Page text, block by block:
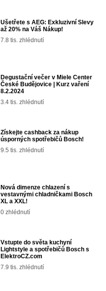
Ušetřete s AEG: Exkluzivní Slevy
až 20% na Váš Nákup!
7.8 tis. zhlédnutí
Degustační večer v Miele Center
České Budějovice | Kurz vaření
8.2.2024
3.4 tis. zhlédnutí
Získejte cashback za nákup
úsporných spotřebičů Bosch!
9.5 tis. zhlédnutí
Nová dimenze chlazení s
vestavnými chladničkami Bosch
XL a XXL!
0 zhlédnutí
Vstupte do světa kuchyní
Lightstyle a spotřebičů Bosch s
ElektroCZ.com
7.9 tis. zhlédnutí